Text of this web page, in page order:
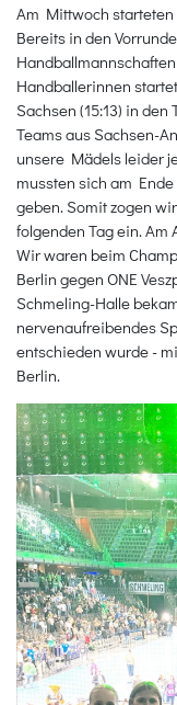
Am Mittwoch starteten
Bereits in den
Handballerinnen
Sachsen (15:13) in
Teams aus Sachsen-
unsere Mädels leider
mussten sich am
geben. Somit zogen
folgenden Tag ein.
Wir waren beim
Berlin gegen ONE
Schmeling-Halle
nervenaufreibendes
entschieden wurde -
Berlin.